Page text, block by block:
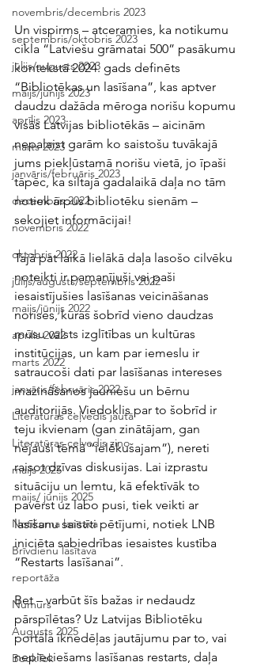
novembris/decembris 2023
septembris/oktobris 2023
jūlijs/augusts 2023
maijs/jūnijs 2023
aprīlis 2023
marts 2023
janvāris/februāris 2023
decembris 2022
novembris 2022
oktobris 2022
jūlijs/augusts/septembris 2022
maijs/jūnijs 2022
aprīlis 2022
marts 2022
janvāris/februāris 2022
Literatūras ceļvedis jautā
Literatūras ceļvedis ziņo
maijs 2025
maijs/ jūnijs 2025
Notikuma lasītava
Brīvdienu lasītava
reportāža
Numurs
Augusts 2025
BookTok
Un vispirms – atceramies, ka notikumu
cikla “Latviešu grāmatai 500” pasākumu
kontekstā 2024. gads definēts
“Bibliotēkas un lasīšana”, kas aptver
daudzu dažāda mēroga norišu kopumu
visās Latvijas bibliotēkās – aicinām
nepalaist garām ko saistošu tuvākajā
jums piekļūstamā norišu vietā, jo īpaši
tāpēc, ka siltajā gadalaikā daļa no tām
notiek ārpus bibliotēku sienām –
sekojiet informācijai!
Tajā pat laikā lielākā daļa lasošo cilvēku
noteikti ir pamanījuši vai paši
iesaistījušies lasīšanas veicināšanas
norisēs, kuras šobrīd vieno daudzas
mūsu valsts izglītības un kultūras
institūcijas, un kam par iemeslu ir
satraucoši dati par lasīšanas intereses
mazināšanos jauniešu un bērnu
auditorijās. Viedoklis par to šobrīd ir
teju ikvienam (gan zinātājam, gan
nejauši tēmā “ielēkušajam”), nereti
raisot dzīvas diskusijas. Lai izprastu
situāciju un lemtu, kā efektīvāk to
pavērst uz labo pusi, tiek veikti ar
lasīšanu saistīti pētījumi, notiek LNB
iniciēta sabiedrības iesaistes kustība
“Restarts lasīšanai”.
Bet – varbūt šīs bažas ir nedaudz
pārspīlētas? Uz Latvijas Bibliotēku
portāla iknedēļas jautājumu par to, vai
nepieciešams lasīšanas restarts, daļa